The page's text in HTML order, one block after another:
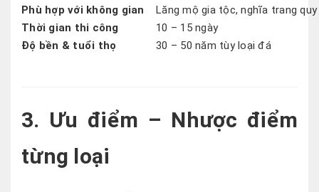
Phù hợp với không gian
Lăng mộ gia tộc, nghĩa trang
Thời gian thi công
10 – 15 ngày
Độ bền & tuổi thọ
30 – 50 năm tùy loại đá
3. Ưu điểm – Nhược điểm
từng loại